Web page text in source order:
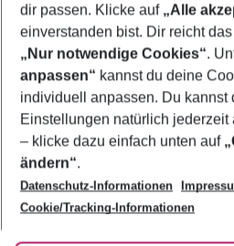
Footer
Footer navigation
Über uns
AGB
Bestpreisgarantie
Cookie-Einstellungen ändern
Cookie-Richtlinie
Agenturbetreuung
Barrierefreies Reisen
Folge uns
dir passen. Klicke auf „Alle
einverstanden bist. Dir reicht
„Nur notwendige Cookies“.
anpassen“ kannst du deine
individuell anpassen. Du kannst
Einstellungen natürlich jederzeit
– klicke dazu einfach unten auf
ändern“.
Datenschutz-Informationen
Cookie/Tracking-Informationen